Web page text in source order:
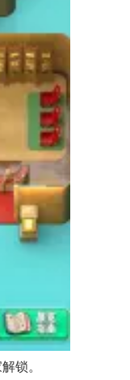
锁。